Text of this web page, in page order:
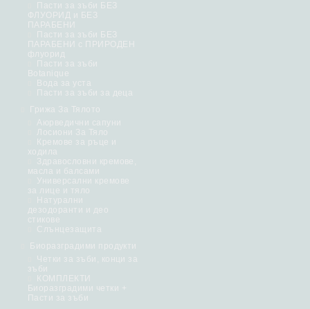
Пасти за зъби БЕЗ
ФЛУОРИД и БЕЗ
ПАРАБЕНИ
Пасти за зъби БЕЗ
ПАРАБЕНИ с ПРИРОДЕН
флуорид
Пасти за зъби
Botanique
Вода за уста
Пасти за зъби за деца
Грижа За Тялото
Аюрведични сапуни
Лосиони За Тяло
Кремове за ръце и
ходила
Здравословни кремове,
масла и балсами
Универсални кремове
за лице и тяло
Натурални
дезодоранти и део
стикове
Слънцезащита
Биоразградими продукти
Четки за зъби, конци за
зъби
КОМПЛЕКТИ
Биоразградими четки +
Пасти за зъби